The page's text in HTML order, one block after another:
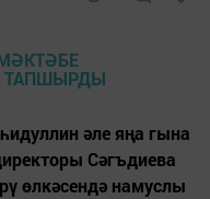
әле яңа гына
Сәгъдиева
өлкәсендә намуслы